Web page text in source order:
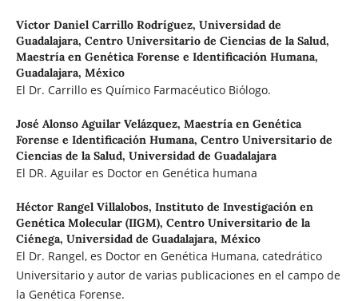
Víctor Daniel Carrillo Rodríguez, Universidad de
Guadalajara, Centro Universitario de Ciencias de la Salud,
Maestría en Genética Forense e Identificación Humana,
Guadalajara, México
El Dr. Carrillo es Químico Farmacéutico Biólogo.
José Alonso Aguilar Velázquez, Maestría en Genética
Forense e Identificación Humana, Centro Universitario de
Ciencias de la Salud, Universidad de Guadalajara
El DR. Aguilar es Doctor en Genética humana
Héctor Rangel Villalobos, Instituto de Investigación en
Genética Molecular (IIGM), Centro Universitario de la
Ciénega, Universidad de Guadalajara, México
El Dr. Rangel, es Doctor en Genética Humana, catedrático
Universitario y autor de varias publicaciones en el campo de
la Genética Forense.